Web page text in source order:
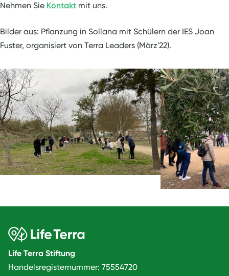
Nehmen Sie Kontakt mit uns.
Bilder aus: Pflanzung in Sollana mit Schülern der IES Joan
Fuster, organisiert von Terra Leaders (März'22).
Life Terra Stiftung
Handelsregisternummer: 75554720